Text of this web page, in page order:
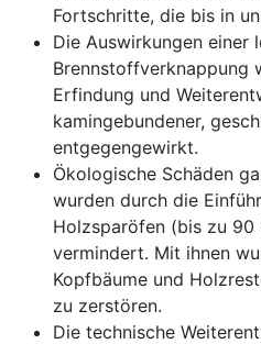
Fortschritte, die bis in
Die Auswirkungen einer
Brennstoffverknappung
Erfindung und
kamingebundener,
entgegengewirkt.
Ökologische Schäden
wurden durch die
Holzsparöfen (bis zu 90
vermindert. Mit ihnen
Kopfbäume und
zu zerstören.
Die technische